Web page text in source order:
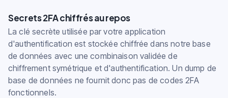
Secrets 2FA chiffrés au repos
La clé secrète utilisée par votre application
d'authentification est stockée chiffrée dans notre base
de données avec une combinaison validée de
chiffrement symétrique et d'authentification. Un dump de
base de données ne fournit donc pas de codes 2FA
fonctionnels.